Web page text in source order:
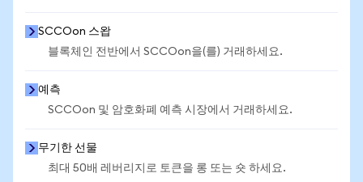
SCCOon 스왑
블록체인 전반에서 SCCOon을(를) 거래하세요.
예측
SCCOon 및 암호화폐 예측 시장에서 거래하세요.
무기한 선물
최대 50배 레버리지로 토큰을 롱 또는 숏 하세요.